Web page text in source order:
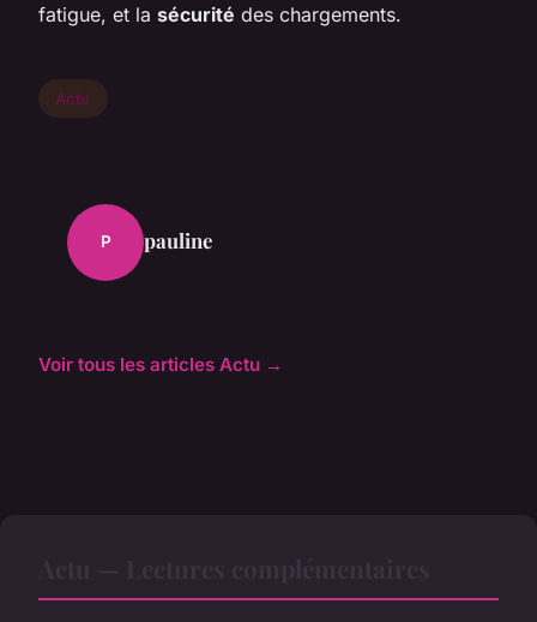
fatigue, et la sécurité des chargements.
Actu
P pauline
Voir tous les articles Actu →